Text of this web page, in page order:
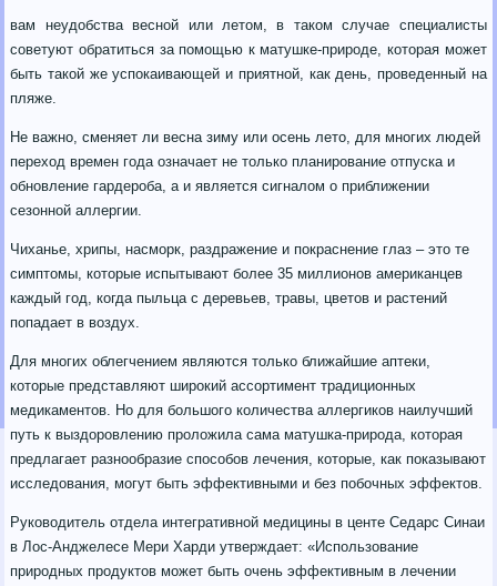
вам неудобства весной или летом, в таком случае специалисты
советуют обратиться за помощью к матушке-природе, которая может
быть такой же успокаивающей и приятной, как день, проведенный на
пляже.
Не важно, сменяет ли весна зиму или осень лето, для многих людей
переход времен года означает не только планирование отпуска и
обновление гардероба, а и является сигналом о приближении
сезонной аллергии.
Чиханье, хрипы, насморк, раздражение и покраснение глаз – это те
симптомы, которые испытывают более 35 миллионов американцев
каждый год, когда пыльца с деревьев, травы, цветов и растений
попадает в воздух.
Для многих облегчением являются только ближайшие аптеки,
которые представляют широкий ассортимент традиционных
медикаментов. Но для большого количества аллергиков наилучший
путь к выздоровлению проложила сама матушка-природа, которая
предлагает разнообразие способов лечения, которые, как показывают
исследования, могут быть эффективными и без побочных эффектов.
Руководитель отдела интегративной медицины в центе Седарс Синаи
в Лос-Анджелесе Мери Харди утверждает: «Использование
природных продуктов может быть очень эффективным в лечении